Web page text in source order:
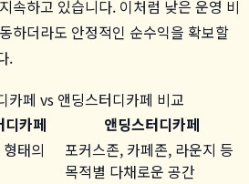
속하고 있습니다. 이처럼 낮은 운영 비
하더라도 안정적인 순수익을 확보할
.
카페 vs 앤딩스터디카페 비교
디카페
앤딩스터디카페
태의
포커스존, 카페존, 라운지 등
목적별 다채로운 공간